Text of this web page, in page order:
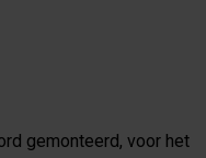
gemonteerd, voor het